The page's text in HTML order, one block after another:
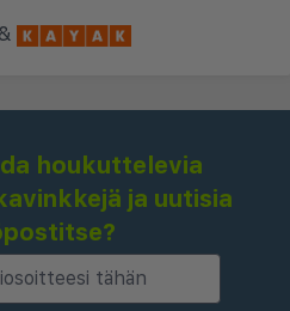
&
houkuttelevia
ja uutisia